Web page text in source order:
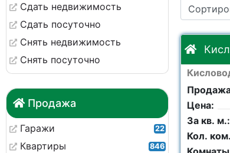
Сдать недвижимость
Сдать посуточно
Снять недвижимость
Снять посуточно
Продажа
Гаражи 22
Квартиры 846
Кол.
Тип
Цена:
За кв. м.:
Кол.